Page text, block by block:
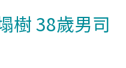
樹 38歲男司